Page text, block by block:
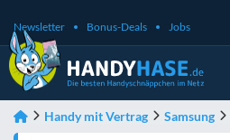
Newsletter Bonus-Deals Jobs
Handy mit Vertrag Samsung